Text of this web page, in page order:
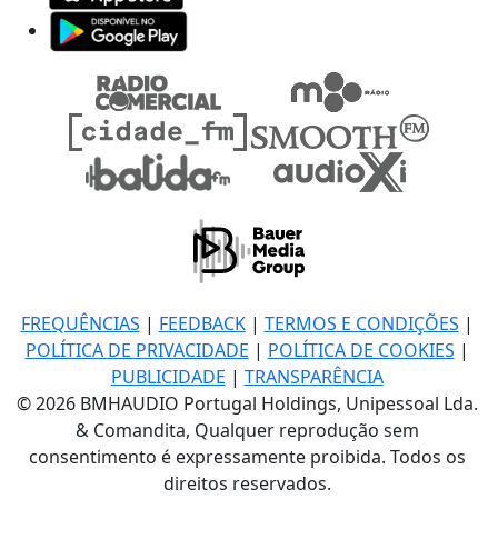
FREQUÊNCIAS | FEEDBACK| TERMOS E CONDIÇÕES |
POLÍTICA DE PRIVACIDADE | POLÍTICA DE COOKIES |
PUBLICIDADE | TRANSPARÊNCIA
© 2026 BMHAUDIO Portugal Holdings, Unipessoal Lda.
& Comandita, Qualquer reprodução sem
consentimento é expressamente proibida. Todos os
direitos reservados.